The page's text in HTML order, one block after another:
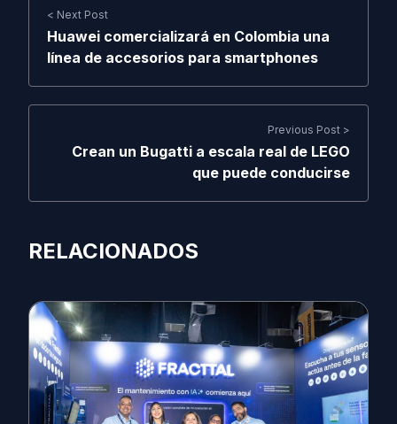
< Next Post
Huawei comercializará en Colombia una
línea de accesorios para smartphones
Previous Post >
Crean un Bugatti a escala real de LEGO
que puede conducirse
RELACIONADOS